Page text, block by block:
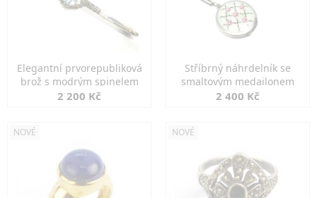
Elegantní prvorepubliková
brož s modrým spinelem
2 200 Kč
Stříbrný náhrdelník se
smaltovým medailonem
2 400 Kč
NOVÉ NOVÉ